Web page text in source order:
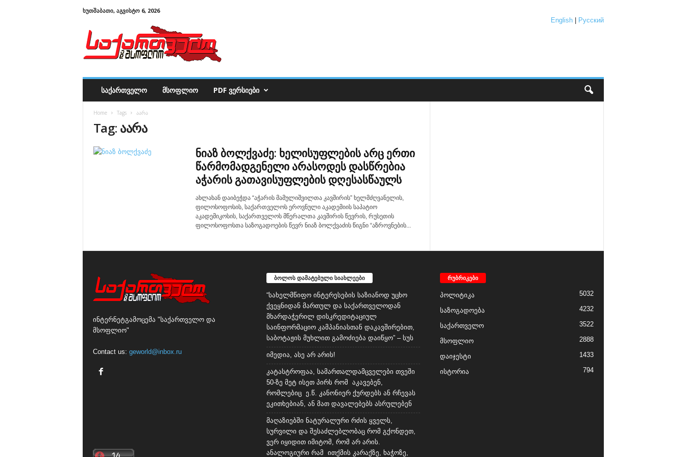
ᲮᲣᲗᲨᲐᲑᲐᲗᲘ, ᲐᲒᲕᲘᲡᲢᲝ 6, 2026
English| Русский
ᲡᲐᲥᲐᲠᲗᲕᲔᲚᲝ ᲛᲡᲝᲤᲚᲘᲝ PDF ᲕᲔᲠᲡᲘᲔᲑᲘ
Home Tags აარა
Tag: აარა
ნიაზ ბოლქვაძე: ხელისუფლების არც ერთი
წარმომადგენელი არასოდეს დასწრებია
აჭარის გათავისუფლების დღესასწაულს
ახლახან დაიბეჭდა “აჭარის მამულიშვილთა კავშირის” ხელმძღვანელის,
ფილოსოფოსის, საქართველოს ეროვნული აკადემიის საპატიო
აკადემიკოსის, საქართველოს მწერალთა კავშირის წევრის, რუსეთის
ფილოსოფოსთა საზოგადოების წევრ ნიაზ ბოლქვაძის წიგნი “აზროვნების...
ინტერნეტგამოცემა "საქართველო და
მსოფლიო"
Contact us: geworld@inbox.ru
ბოლოს დამატებული სიახლეები
“სახელმწიფო ინტერესების საზიანოდ უცხო
ქვეყნიდან მართულ და საქართველოდან
მხარდაჭერილ დისკრედიტაციულ
საინფორმაციო კამპანიასთან დაკავშირებით,
საბოტაჟის მუხლით გამოძიება დაიწყო” – სუს
იმედია, ასე არ არის!
კატასტროფაა, სამართალდამცველები თვეში
50-ზე მეტ ისეთ პირს რომ აკავებენ,
რომლებიც ე.წ. კანონიერ ქურდებს ან რჩევას
ეკითხებიან, ან მათ დავალებებს ასრულებენ
მაღაზიებში ნატურალური რძის ყველს,
სურვილი და შესაძლებლობაც რომ გქონდეთ,
ვერ იყიდით იმიტომ, რომ არ არის.
ანალოგიური რამ ითქმის კარაქზე, ხაჭოზე,
რუბრიკები
პოლიტიკა 5032
საზოგადოება 4232
საქართველო 3522
მსოფლიო 2888
დაიჯესტი 1433
ისტორია 794